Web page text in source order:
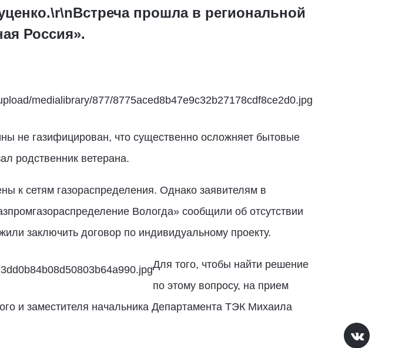
прошла в региональной
Россия».
не газифицирован, что существенно осложняет бытовые
родственник ветерана.
к сетям газораспределения. Однако заявителям в
Вологда» сообщили об отсутствии
заключить договор по индивидуальному проекту.
Для того, чтобы найти решение
по этому вопросу, на прием
и заместителя начальника Департамента ТЭК Михаила